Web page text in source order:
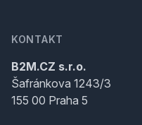
KONTAKT
B2M.CZ s.r.o.
Šafránkova 1243/3
155 00 Praha 5